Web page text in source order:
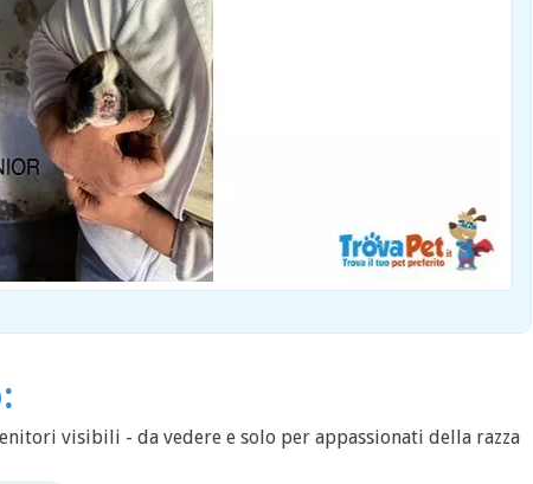
visibili - da vedere e solo per appassionati della razza